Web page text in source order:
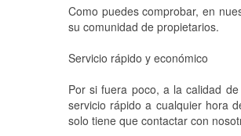
Como puedes comprobar, en
su comunidad de propietarios.
Servicio rápido y económico
Por si fuera poco, a la calidad
servicio rápido a cualquier hora
solo tiene que contactar con